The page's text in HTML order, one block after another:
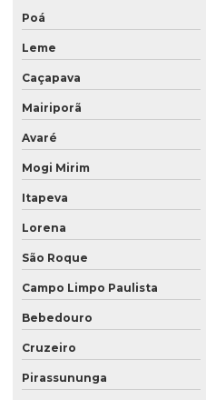
Saco valvulado 50 kg
Saco valvulado para adubo
Saco valvulado para alimentos
Saco valvulado para argamassa
Saco valvulado para cal
Saco valvulado para calcario
Saco valvulado para gesso
Saco valvulado impresso
Saco valvulado laminado
Saco valvulado laminado de rafia
Poá
Leme
Caçapava
Mairiporã
Avaré
Mogi Mirim
Itapeva
Lorena
São Roque
Campo Limpo Paulista
Bebedouro
Cruzeiro
Pirassununga